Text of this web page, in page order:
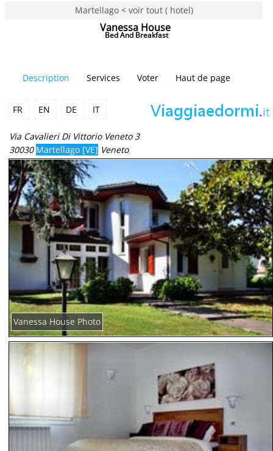
Martellago < voir tout ( hotel)
Vanessa House
Bed And Breakfast
Description Services Voter Haut de page
FR EN DE IT
Via Cavalieri Di Vittorio Veneto 3
30030 Martellago [VE] Veneto
Vanessa House Photo